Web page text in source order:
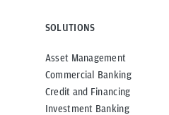
SOLUTIONS
Asset Management
Commercial Banking
Credit and Financing
Investment Banking